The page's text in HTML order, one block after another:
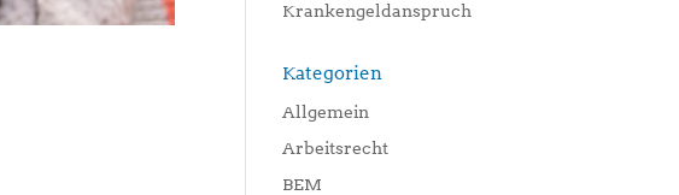
Krankengeldanspruch
Kategorien
Allgemein
Arbeitsrecht
BEM